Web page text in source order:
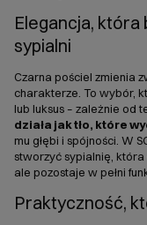
Elegancja,
sypialni
Czarna pościel zmienia
charakterze. To wybór,
lub luksus – zależnie od
działa jak tło, które
mu głębi i spójności. W
stworzyć sypialnię,
ale pozostaje w pełni
Praktyczność,